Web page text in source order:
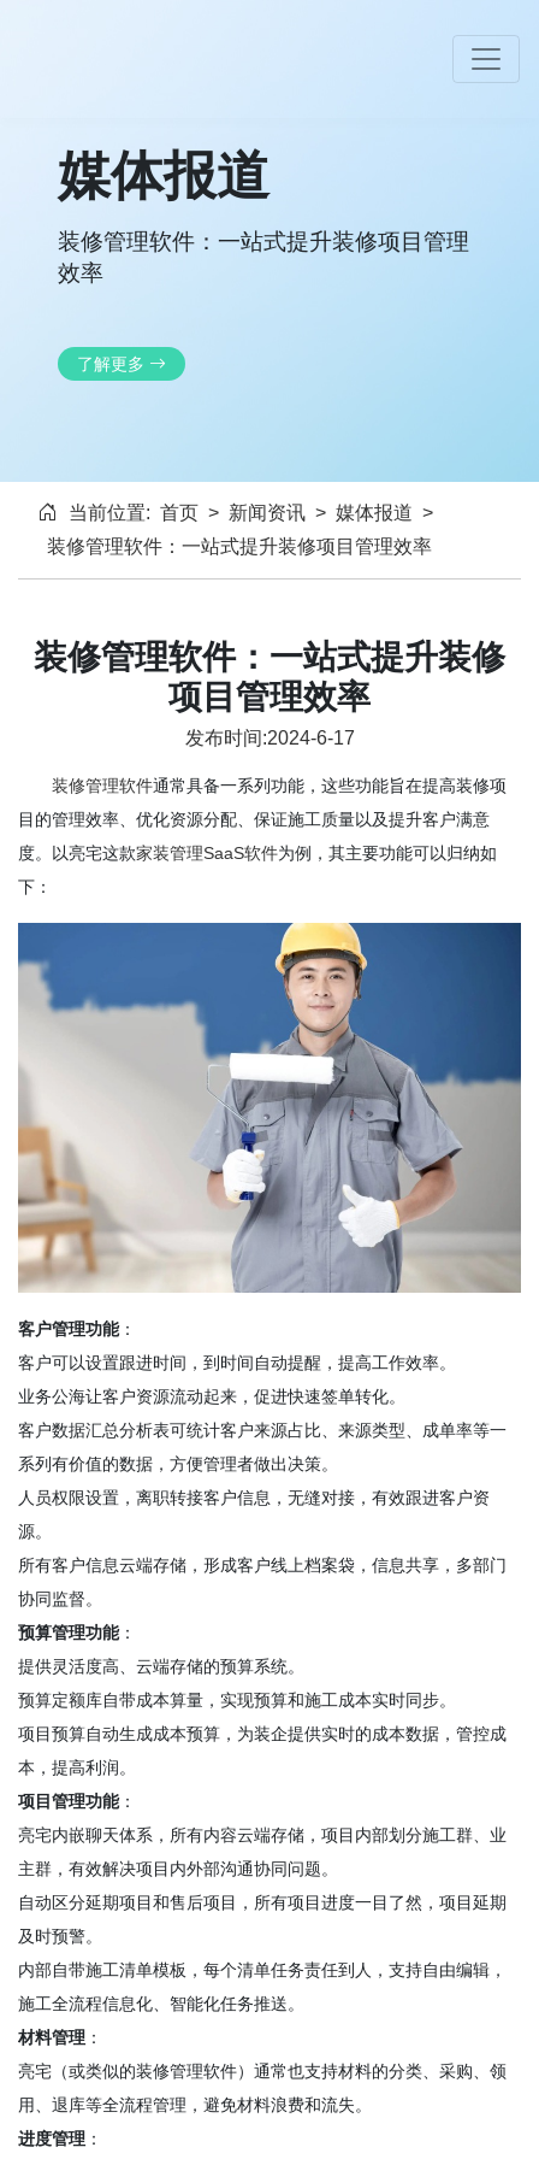
媒体报道
装修管理软件：一站式提升装修项目管理
效率
了解更多
当前位置: 首页 > 新闻资讯 > 媒体报道 >
装修管理软件：一站式提升装修项目管理效率
装修管理软件：一站式提升装修
项目管理效率
发布时间:2024-6-17
装修管理软件通常具备一系列功能，这些功能旨在提高装修项
目的管理效率、优化资源分配、保证施工质量以及提升客户满意
度。以亮宅这款家装管理SaaS软件为例，其主要功能可以归纳如
下：
客户管理功能：
客户可以设置跟进时间，到时间自动提醒，提高工作效率。
业务公海让客户资源流动起来，促进快速签单转化。
客户数据汇总分析表可统计客户来源占比、来源类型、成单率等一
系列有价值的数据，方便管理者做出决策。
人员权限设置，离职转接客户信息，无缝对接，有效跟进客户资
源。
所有客户信息云端存储，形成客户线上档案袋，信息共享，多部门
协同监督。
预算管理功能：
提供灵活度高、云端存储的预算系统。
预算定额库自带成本算量，实现预算和施工成本实时同步。
项目预算自动生成成本预算，为装企提供实时的成本数据，管控成
本，提高利润。
项目管理功能：
亮宅内嵌聊天体系，所有内容云端存储，项目内部划分施工群、业
主群，有效解决项目内外部沟通协同问题。
自动区分延期项目和售后项目，所有项目进度一目了然，项目延期
及时预警。
内部自带施工清单模板，每个清单任务责任到人，支持自由编辑，
施工全流程信息化、智能化任务推送。
材料管理 ：
亮宅（或类似的装修管理软件）通常也支持材料的分类、采购、领
用、退库等全流程管理，避免材料浪费和流失。
进度管理 ：